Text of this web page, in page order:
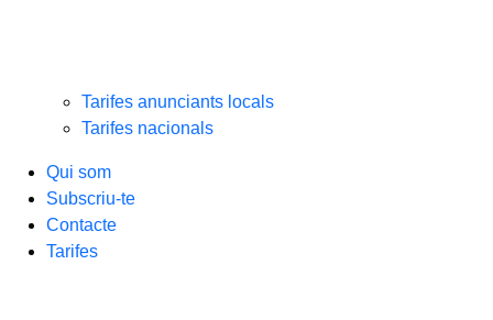
Tarifes anunciants locals
Tarifes nacionals
Qui som
Subscriu-te
Contacte
Tarifes